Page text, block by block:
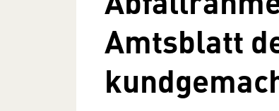
Amtsblatt